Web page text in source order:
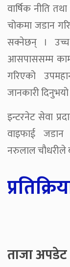
वार्षिक नीति
चोकमा जडान
सक्नेछन् । उच्च
आसपाससम्म
गरिएको
जानकारी दिनुभयो
इन्टरनेट सेवा
वाइफाई जडान
नरुलाल चौधरीले
ताजा अपडेट